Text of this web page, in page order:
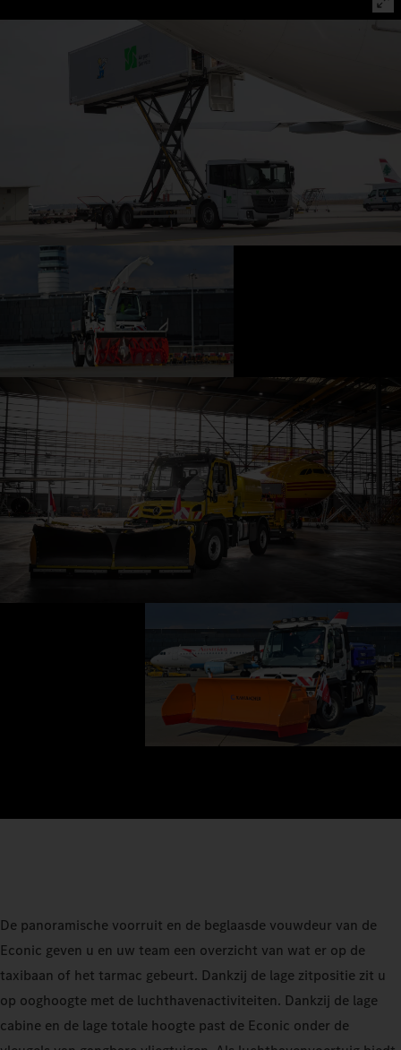
De panoramische voorruit en de beglaasde vouwdeur van de
Econic geven u en uw team een overzicht van wat er op de
taxibaan of het tarmac gebeurt. Dankzij de lage zitpositie zit u
op ooghoogte met de luchthavenactiviteiten. Dankzij de lage
cabine en de lage totale hoogte past de Econic onder de